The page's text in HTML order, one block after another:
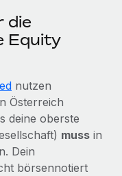
die
Equity
nutzen
Österreich
deine oberste
muss in
Dein
börsennotiert